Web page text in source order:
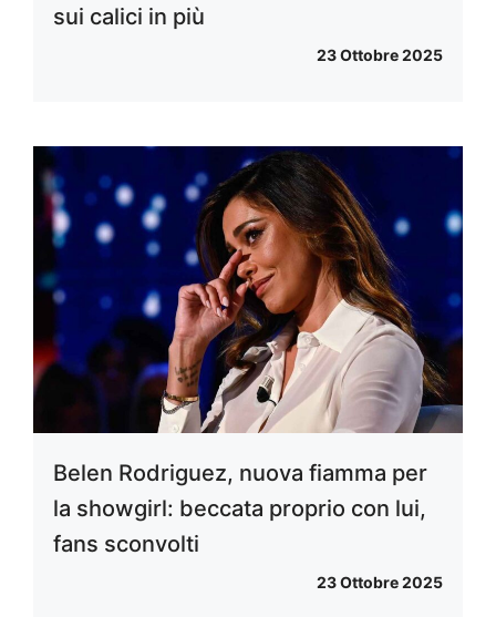
sui calici in più
23 Ottobre 2025
Belen Rodriguez, nuova fiamma per
la showgirl: beccata proprio con lui,
fans sconvolti
23 Ottobre 2025